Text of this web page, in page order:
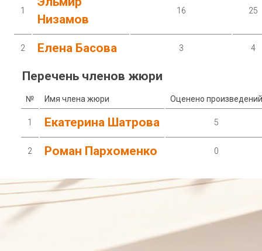
1
Низамов
16 25
2 Елена Басова 3 4
Перечень членов жюри
№ Имя члена жюри Оценено произведений
1 Екатерина Шатрова 5
2 Роман Пархоменко 0